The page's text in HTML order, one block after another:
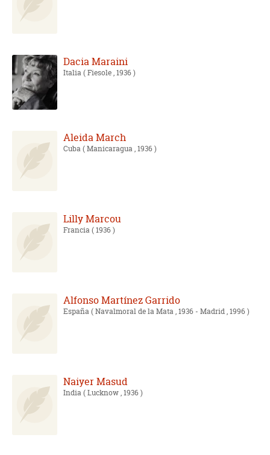
Dacia Maraini
Italia( Fiesole , 1936 )
Aleida March
Cuba( Manicaragua , 1936 )
Lilly Marcou
Francia( 1936 )
Alfonso Martínez Garrido
España( Navalmoral de la Mata , 1936 - Madrid , 1996 )
Naiyer Masud
India( Lucknow , 1936 )